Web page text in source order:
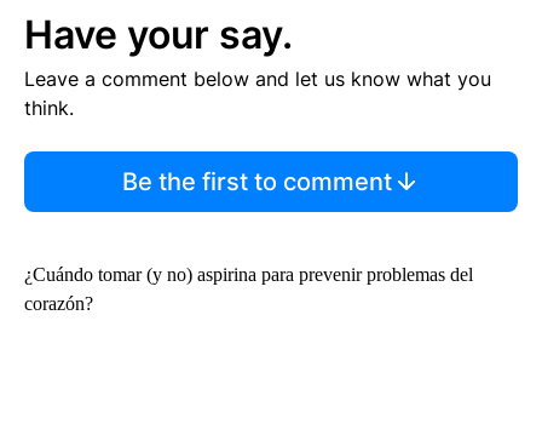
Have your say.
Leave a comment below and let us know what you
think.
Be the first to comment
¿Cuándo tomar (y no) aspirina para prevenir problemas del
corazón?